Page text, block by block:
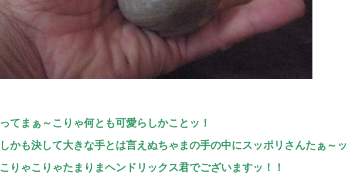
ってまぁ～こりゃ何とも可愛らしかことッ！
しかも決して大きな手とは言えぬちゃまの手の中にスッポリさんたぁ～ッ
こりゃこりゃたまりまヘンドリックス君でございますッ！！